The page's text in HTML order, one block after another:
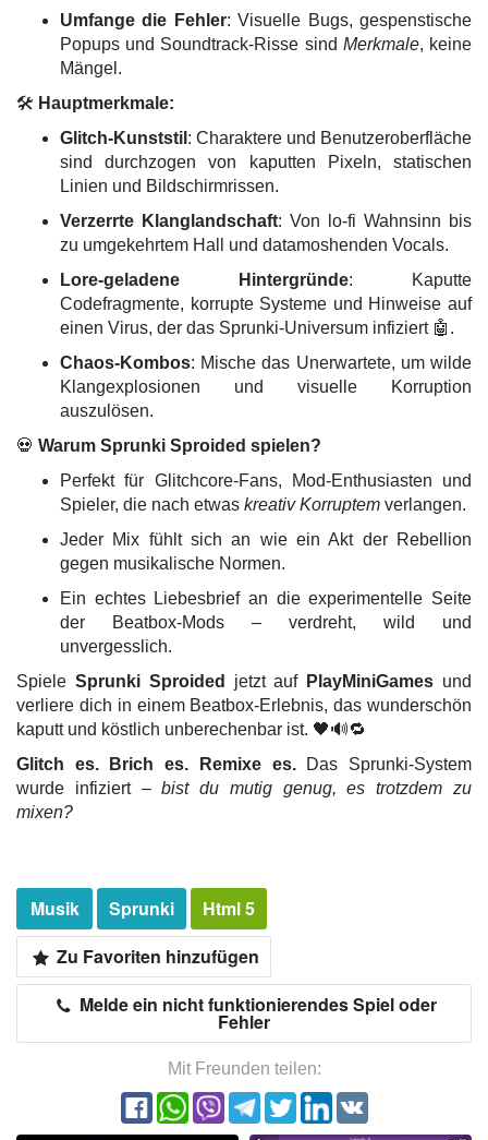
Umfange die Fehler: Visuelle Bugs, gespenstische
Popups und Soundtrack-Risse sind Merkmale, keine
Mängel.
🛠️ Hauptmerkmale:
Glitch-Kunststil : Charaktere und Benutzeroberfläche
sind durchzogen von kaputten Pixeln, statischen
Linien und Bildschirmrissen.
Verzerrte Klanglandschaft: Von lo-fi Wahnsinn bis
zu umgekehrtem Hall und datamoshenden Vocals.
Lore-geladene Hintergründe: Kaputte
Codefragmente, korrupte Systeme und Hinweise auf
einen Virus, der das Sprunki-Universum infiziert 🤖.
Chaos-Kombos: Mische das Unerwartete, um wilde
Klangexplosionen und visuelle Korruption
auszulösen.
💀 Warum Sprunki Sproided spielen?
Perfekt für Glitchcore-Fans, Mod-Enthusiasten und
Spieler, die nach etwas kreativ Korruptem verlangen.
Jeder Mix fühlt sich an wie ein Akt der Rebellion
gegen musikalische Normen.
Ein echtes Liebesbrief an die experimentelle Seite
der Beatbox-Mods – verdreht, wild und
unvergesslich.
Spiele Sprunki Sproided jetzt auf PlayMiniGames und
verliere dich in einem Beatbox-Erlebnis, das wunderschön
kaputt und köstlich unberechenbar ist. 🖤🔊🔁
Glitch es. Brich es. Remixe es.Das Sprunki-System
wurde infiziert –bist du mutig genug, es trotzdem zu
mixen?
Musik Sprunki
Html 5
Zu Favoriten hinzufügen
Melde ein nicht funktionierendes Spiel oder
Fehler
Mit Freunden teilen: